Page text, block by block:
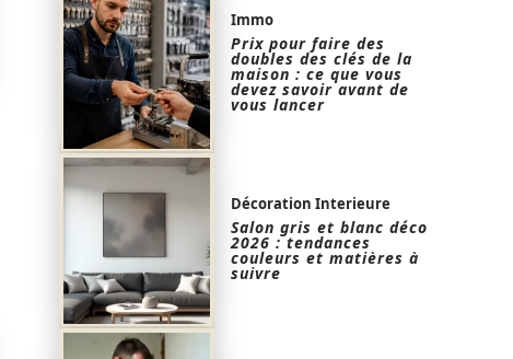
Immo
Prix pour faire des
doubles des clés de la
maison : ce que vous
devez savoir avant de
vous lancer
Décoration Interieure
Salon gris et blanc déco
2026 : tendances
couleurs et matières à
suivre